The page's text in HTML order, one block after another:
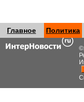
Главное Политика